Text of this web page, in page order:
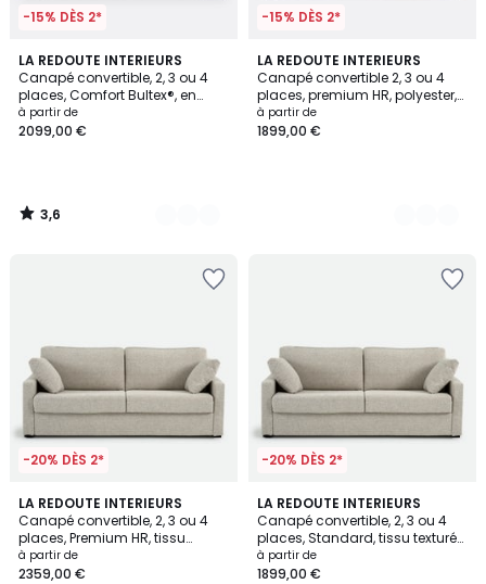
-15% DÈS 2*
LA REDOUTE INTERIEURS
Canapé convertible, 2, 3 ou 4
places, Comfort Bultex®, en
polyester, CECILIA
à partir de
2099,00 €
3,6
/ 5
3
Couleurs
3,6
/
-15% DÈS 2*
LA REDOUTE INTERIEURS
Canapé convertible 2, 3 ou 4
places, premium HR, polyester,
TIMOR
à partir de
1899,00 €
3
Couleurs
-20% DÈS 2*
LA REDOUTE INTERIEURS
Canapé convertible, 2, 3 ou 4
places, Premium HR, tissu
texturé moucheté, TIMOR
à partir de
2359,00 €
-20% DÈS 2*
LA REDOUTE INTERIEURS
Canapé convertible, 2, 3 ou 4
places, Standard, tissu texturé
moucheté, TIMOR
à partir de
1899,00 €